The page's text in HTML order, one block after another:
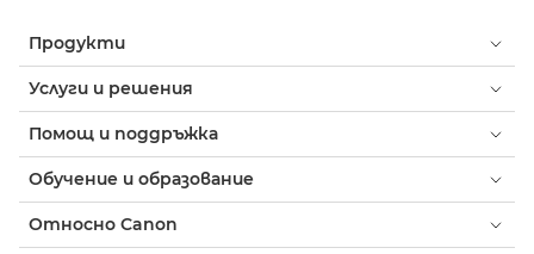
Продукти
Услуги и решения
Помощ и поддръжка
Обучение и образование
Относно Canon